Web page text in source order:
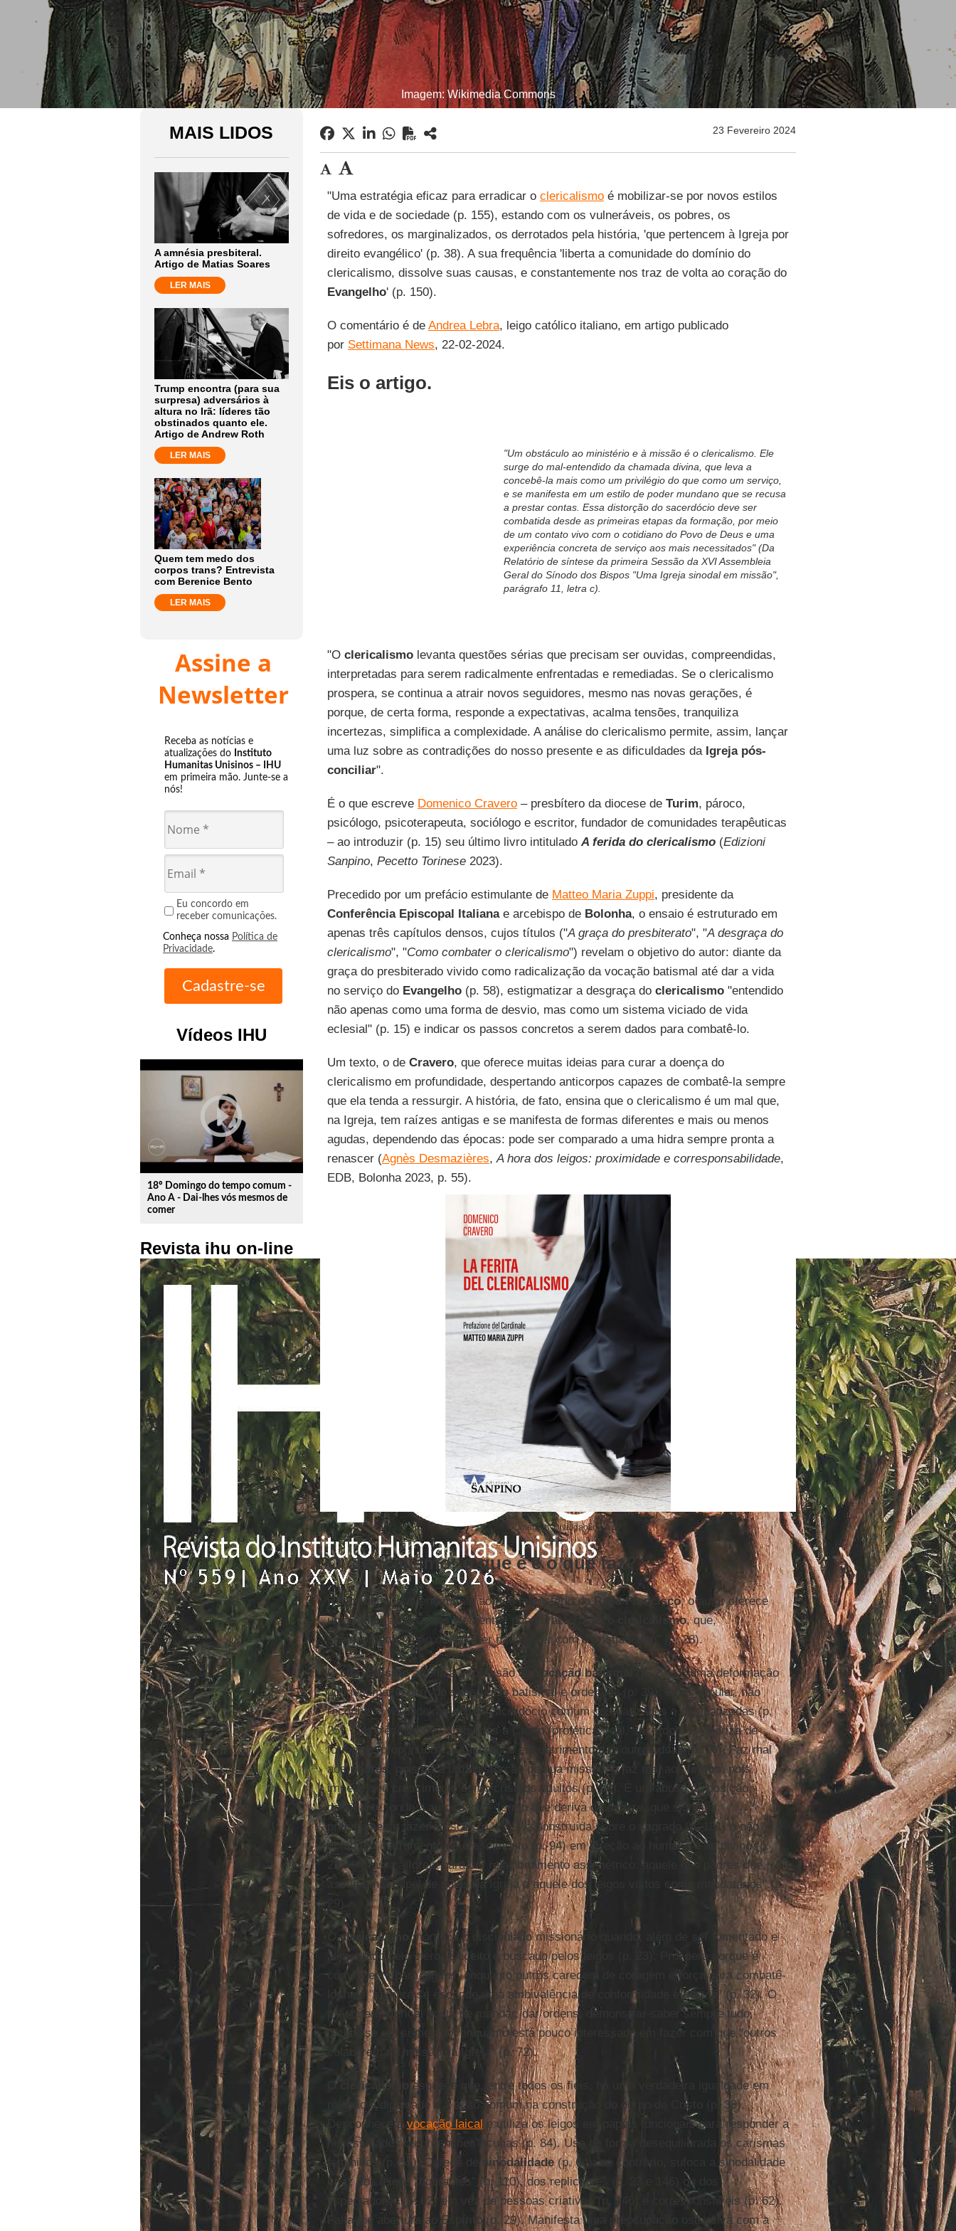
Imagem: Wikimedia Commons
MAIS LIDOS
A amnésia presbiteral.
Artigo de Matias Soares
LER MAIS
Trump encontra (para sua
surpresa) adversários à
altura no Irã: líderes tão
obstinados quanto ele.
Artigo de Andrew Roth
LER MAIS
Quem tem medo dos
corpos trans? Entrevista
com Berenice Bento
LER MAIS
Assine a
Newsletter
Receba as notícias e
atualizações do Instituto
Humanitas Unisinos – IHU
em primeira mão. Junte-se a
nós!
Eu concordo em
receber comunicações.
Conheça nossa Política de
Privacidade.
Vídeos IHU
play_circle_outline
18º Domingo do tempo comum -
Ano A - Dai-lhes vós mesmos de
comer
Revista ihu on-line
23 Fevereiro 2024
"Uma estratégia eficaz para erradicar o clericalismoé mobilizar-se por novos estilos
de vida e de sociedade (p. 155), estando com os vulneráveis, os pobres, os
sofredores, os marginalizados, os derrotados pela história, 'que pertencem à Igreja por
direito evangélico' (p. 38). A sua frequência 'liberta a comunidade do domínio do
clericalismo, dissolve suas causas, e constantemente nos traz de volta ao coração do
Evangelho' (p. 150).
O comentário é de Andrea Lebra, leigo católico italiano, em artigo publicado
por Settimana News, 22-02-2024.
Eis o artigo.
"Um obstáculo ao ministério e à missão é o clericalismo. Ele
surge do mal-entendido da chamada divina, que leva a
concebê-la mais como um privilégio do que como um serviço,
e se manifesta em um estilo de poder mundano que se recusa
a prestar contas. Essa distorção do sacerdócio deve ser
combatida desde as primeiras etapas da formação, por meio
de um contato vivo com o cotidiano do Povo de Deus e uma
experiência concreta de serviço aos mais necessitados" (Da
Relatório de síntese da primeira Sessão da XVI Assembleia
Geral do Sínodo dos Bispos "Uma Igreja sinodal em missão",
parágrafo 11, letra c).
"O clericalismolevanta questões sérias que precisam ser ouvidas, compreendidas,
interpretadas para serem radicalmente enfrentadas e remediadas. Se o clericalismo
prospera, se continua a atrair novos seguidores, mesmo nas novas gerações, é
porque, de certa forma, responde a expectativas, acalma tensões, tranquiliza
incertezas, simplifica a complexidade. A análise do clericalismo permite, assim, lançar
uma luz sobre as contradições do nosso presente e as dificuldades da Igreja pós-
conciliar".
É o que escreve Domenico Cravero– presbítero da diocese de Turim, pároco,
psicólogo, psicoterapeuta, sociólogo e escritor, fundador de comunidades terapêuticas
– ao introduzir (p. 15) seu último livro intitulado A ferida do clericalismo(Edizioni
Sanpino, Pecetto Torinese2023).
Precedido por um prefácio estimulante de Matteo Maria Zuppi, presidente da
Conferência Episcopal Italianae arcebispo de Bolonha, o ensaio é estruturado em
apenas três capítulos densos, cujos títulos ("A graça do presbiterato", "A desgraça do
clericalismo", "Como combater o clericalismo") revelam o objetivo do autor: diante da
graça do presbiterado vivido como radicalização da vocação batismal até dar a vida
no serviço do Evangelho(p. 58), estigmatizar a desgraça do clericalismo"entendido
não apenas como uma forma de desvio, mas como um sistema viciado de vida
eclesial" (p. 15) e indicar os passos concretos a serem dados para combatê-lo.
Um texto, o de Cravero, que oferece muitas ideias para curar a doença do
clericalismo em profundidade, despertando anticorpos capazes de combatê-la sempre
que ela tenda a ressurgir. A história, de fato, ensina que o clericalismo é um mal que,
na Igreja, tem raízes antigas e se manifesta de formas diferentes e mais ou menos
agudas, dependendo das épocas: pode ser comparado a uma hidra sempre pronta a
renascer (Agnès Desmazières,A hora dos leigos: proximidade e corresponsabilidade,
EDB, Bolonha 2023, p. 55).
Imagem: Divulgação
O clericalismo: o que é e o que faz?
Recorrendo frequentemente ao rico magistério do Papa Francisco, o autor oferece
uma ampla análise dos elementos que caracterizam o
clericalismo, que,
simplesmente, "não deveria ter nada a ver com o cristianismo" (p. 28).
Oclericalismoatrofia a expressão da vocação batismal
(p. 29). É uma deformação
do inestimável dom do sacerdócio batismal e ordenado (p. 39): em particular, não
reconhece verdadeiramente o sacerdócio comum dos batizados e das batizadas (p.
25). Das três funções atribuídas a Cristo (profética, real, sacerdotal), valoriza de
forma desproporcional a sacerdotal em detrimento das outras duas (p. 16). Faz mal
aospadres , pois gera uma distorção de sua missão, e faz mal aosleigos, pois
impede seu crescimento como cristãos adultos (p. 58). É um abuso de posição
dominante, onde a autoridade – termo que deriva deaugere
, que significa
precisamente fazer crescer (p. 29) – é construída sobre o sagrado (p. 131) e não
como um instrumento de crescimento (p. 94) em direção ao humano e ao divino (p.
29). "Arrasta a Igreja para um relacionamento assimétrico: aquele dos padres que
assumem o papel de guias da Igreja e aquele dos leigos vistos como mandatários" (p.
Oclericalismomortifica o discipulado missionário quando, além de ser fomentado e
alimentado pelo clero, é aceito e buscado pelos leigos (p. 23). Prospera porque é
conveniente para alguns, enquanto outros carecem de coragem e força para combatê-
lo: nele "sempre se esconde uma ambivalência de conformidade e desvio" (p. 32). O
presbítero clerical gosta de mandar, dar ordens, demonstrar saber sempre tudo,
fechar-se em si mesmo, enquanto está pouco interessado em fazer com que "outros
colaborem na missão da Igreja" (p. 72).
O clericalismo
esquece que, entre todos os fiéis, há uma verdadeira igualdade em
relação à dignidade e à ação comum na construção do corpo de Cristo (p. 38).
Desconhece a vocação laical e utiliza os leigos em papéis funcionais para responder a
necessidades ou preencher lacunas (p. 84). Usa de forma desequilibrada os carismas
femininos (p. 55). Carece de
sinodalidade(p. 64): ao contrário, sufoca a sinodalidade
e faz dos leigos "figurantes" (p. 110), dos replicantes (p. 23 e 146) ou dos
espectadores (p. 62) em vez de pessoas criativas (p. 146) e corresponsáveis (p. 62).
Falta-lhe abertura ao Espírito (p. 29). Manifesta uma preocupação ostensiva com a